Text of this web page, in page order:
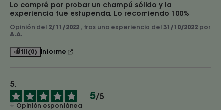
Lo compré por probar un champú sólido y la
experiencia fue estupenda. Lo recomiendo 100%
Opinión del 2/11/2022 , tras una experiencia del 31/10/2022 por
A.A.
Útil(0) Informe
5/5
Opinión espontánea